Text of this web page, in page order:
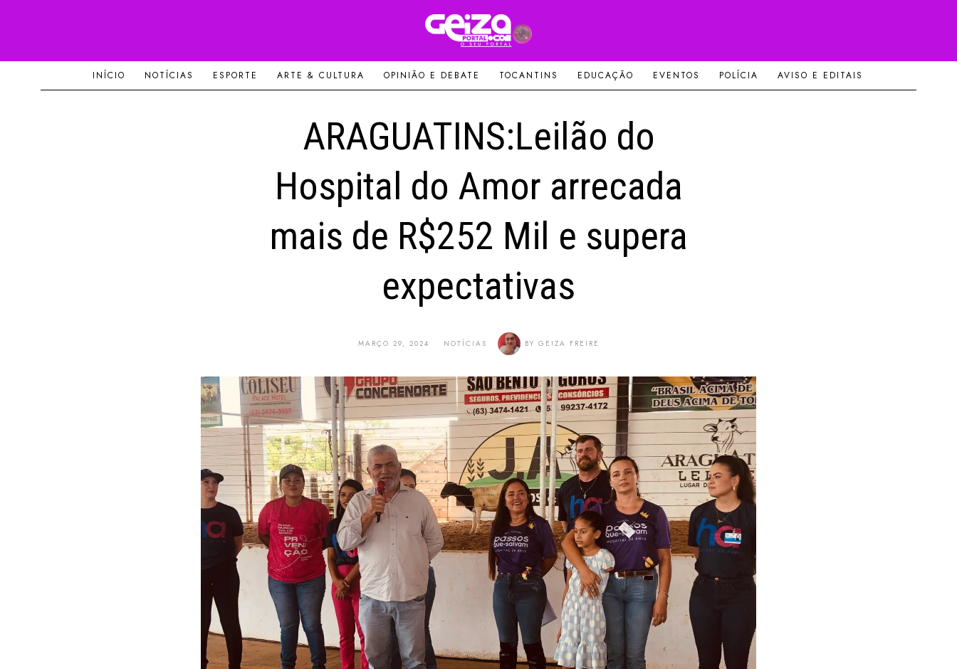
INÍCIO NOTÍCIAS ESPORTE ARTE & CULTURA OPINIÃO E DEBATE TOCANTINS EDUCAÇÃO EVENTOS POLÍCIA AVISO E EDITAIS
ARAGUATINS:Leilão do
Hospital do Amor arrecada
mais de R$252 Mil e supera
expectativas
MARÇO 29, 2024 NOTÍCIAS BY GEIZA FREIRE